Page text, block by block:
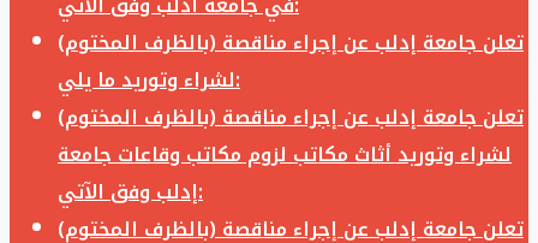
تعلن جامعة إدلب عن إجراء مناقصة (بالظرف المختوم)
لشراء وتوريد ما يلي:
تعلن جامعة إدلب عن إجراء مناقصة (بالظرف المختوم)
لشراء وتوريد أثاث مكاتب لزوم مكاتب وقاعات جامعة
إدلب وفق الآتي:
تعلن جامعة إدلب عن إجراء مناقصة (بالظرف المختوم)